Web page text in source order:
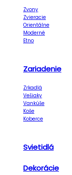
Zvony
Zvieracie
Orientálne
Moderné
Etno
Zariadenie
Zrkadlá
Vešiaky
Vankúše
Koše
Koberce
Svietidlá
Dekorácie